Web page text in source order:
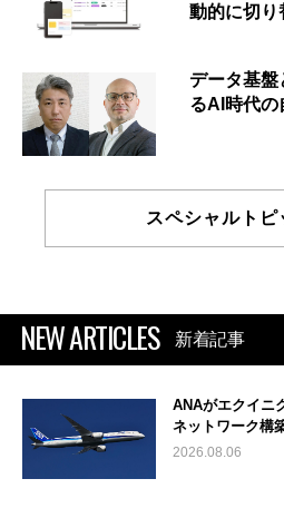
動的に切り
データ基盤
るAI時代の
スペシャルトピ
NEW ARTICLES 新着記事
ANAがエクイニ
ネットワーク構
2026.08.06